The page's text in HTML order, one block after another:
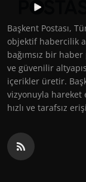
Başkent Postası,
objektif habercilik
bağımsız bir
ve güvenilir
içerikler üretir.
vizyonuyla
hızlı ve tarafsız